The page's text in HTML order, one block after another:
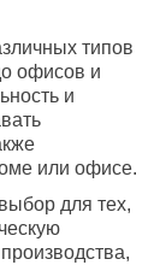
типов
офисов и
и
или офисе.
для тех,